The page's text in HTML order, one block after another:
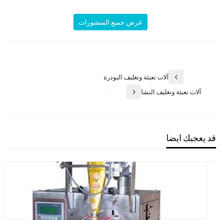
عرض جميع المنشورات
المقالات
المقالة
السابقة
آلات تعبئة وتغليف البودرة
المقالة
آلات تعبئة وتغليف النشا
قد يعجبك ايضا